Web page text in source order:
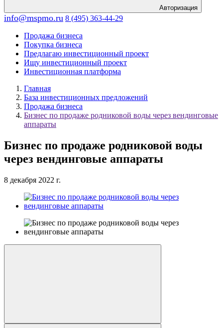
Авторизация
info@mspmo.ru 8 (495) 363-44-29
Продажа бизнеса
Покупка бизнеса
Предлагаю инвестиционный проект
Ищу инвестиционный проект
Инвестиционная платформа
Главная
База инвестиционных предложений
Продажа бизнеса
Бизнес по продаже родниковой воды через вендинговые
аппараты
Бизнес по продаже родниковой воды
через вендинговые аппараты
8 декабря 2022 г.